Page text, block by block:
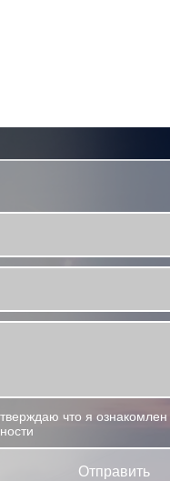
что я ознакомлен
Отправить